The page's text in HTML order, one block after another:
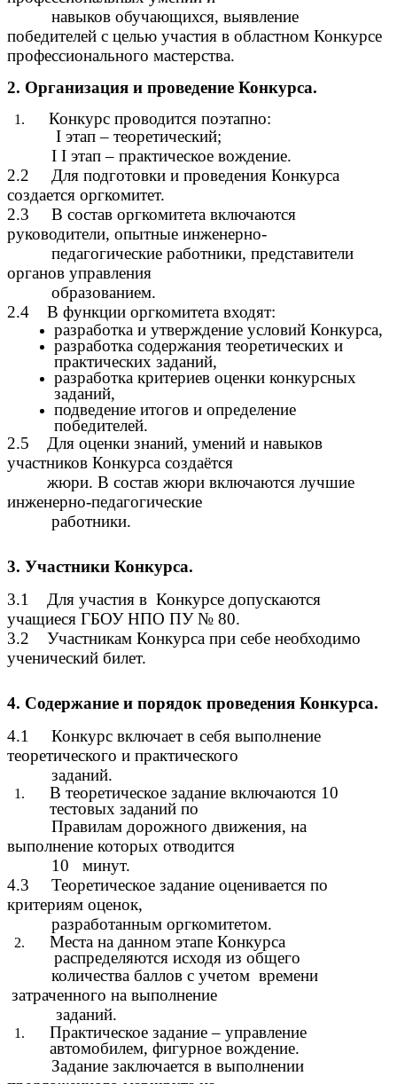
навыков обучающихся, выявление
победителей с целью участия в областном Конкурсе
профессионального мастерства.
2. Организация и проведение Конкурса.
Конкурс проводится поэтапно:
I этап – теоретический;
I I этап – практическое вождение.
2.2 Для подготовки и проведения Конкурса
создается оргкомитет.
2.3 В состав оргкомитета включаются
руководители, опытные инженерно-
педагогические работники, представители
органов управления
образованием.
2.4 В функции оргкомитета входят:
разработка и утверждение условий Конкурса,
разработка содержания теоретических и
практических заданий,
разработка критериев оценки конкурсных
заданий,
подведение итогов и определение
победителей.
2.5 Для оценки знаний, умений и навыков
участников Конкурса создаётся
жюри. В состав жюри включаются лучшие
инженерно-педагогические
работники.
3. Участники Конкурса.
3.1 Для участия в Конкурсе допускаются
учащиеся ГБОУ НПО ПУ № 80.
3.2 Участникам Конкурса при себе необходимо
ученический билет.
4. Содержание и порядок проведения Конкурса.
4.1 Конкурс включает в себя выполнение
теоретического и практического
заданий.
В теоретическое задание включаются 10
тестовых заданий по
Правилам дорожного движения, на
выполнение которых отводится
10 минут.
4.3 Теоретическое задание оценивается по
критериям оценок,
разработанным оргкомитетом.
Места на данном этапе Конкурса
распределяются исходя из общего
количества баллов с учетом времени
затраченного на выполнение
заданий.
Практическое задание – управление
автомобилем, фигурное вождение.
Задание заключается в выполнении